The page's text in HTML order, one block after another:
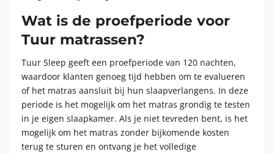
Wat is de proefperiode voor
Tuur matrassen?
Tuur Sleep geeft een proefperiode van 120 nachten,
waardoor klanten genoeg tijd hebben om te evalueren
of het matras aansluit bij hun slaapverlangens. In deze
periode is het mogelijk om het matras grondig te testen
in je eigen slaapkamer. Als je niet tevreden bent, is het
mogelijk om het matras zonder bijkomende kosten
terug te sturen en ontvang je het volledige